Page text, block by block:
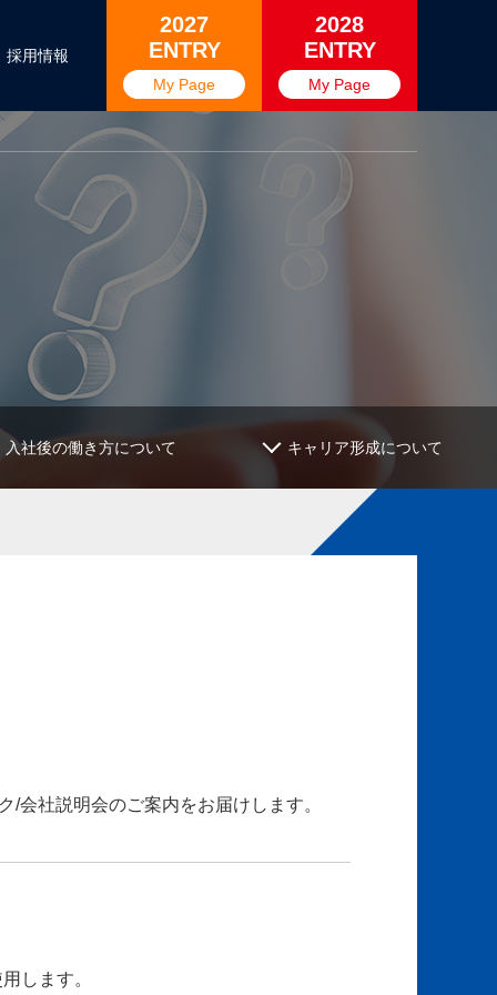
採用情報
2027
ENTRY
My Page
2028
ENTRY
My Page
入社後の働き方について キャリア形成について
会社説明会のご案内をお届けします。
します。